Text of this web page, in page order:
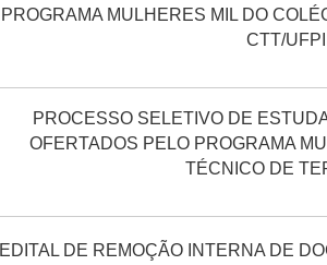
PROGRAMA MULHERES MIL DO
CTT/UFPI
PROCESSO SELETIVO DE
OFERTADOS PELO PROGRAMA
TÉCNICO DE
EDITAL DE REMOÇÃO INTERNA DE